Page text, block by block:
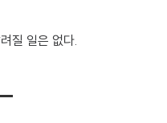
질 일은 없다.